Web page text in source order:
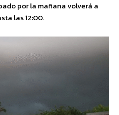
por la mañana volverá a
las 12:00.